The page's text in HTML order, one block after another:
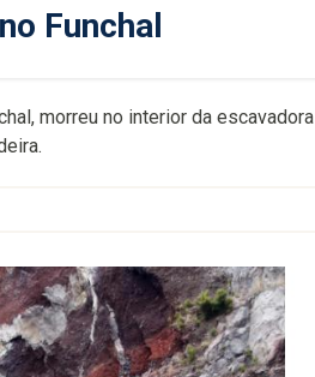
Funchal
morreu no interior da escavadora